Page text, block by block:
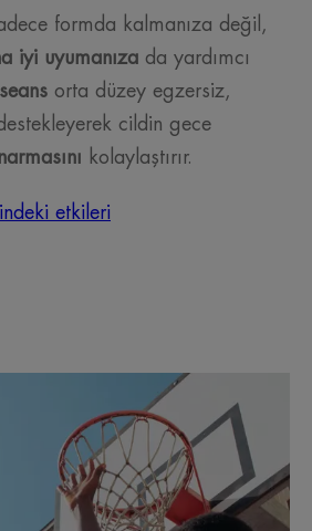
formda kalmanıza değil,
iyi uyumanıza da yardımcı
orta düzey egzersiz,
cildin gece
kolaylaştırır.
etkileri